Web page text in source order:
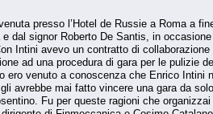
presso l’Hotel de Russie a Ro­ma a
dal signor Roberto De Santis, in
Intini avevo un contratto di
ad una procedura di gara per le puli­zie
venuto a conoscenza che Enrico In­tini
avrebbe mai fatto vincere una gara da
Fu per queste ragioni che organizzai